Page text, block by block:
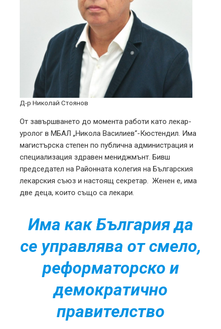
Д-р Николай Стоянов
От завършването до момента работи като лекар-
уролог в МБАЛ „Никола Василиев“-Кюстендил. Има
магистърска степен по публична администрация и
специализация здравен мениджмънт. Бивш
председател на Районната колегия на Българския
лекарския съюз и настоящ секретар. Женен е, има
две деца, които също са лекари.
Има как България да
се управлява от смело,
реформаторско и
демократично
правителство